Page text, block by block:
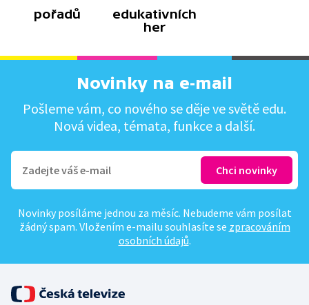
pořadů
edukativních
her
Novinky na e-mail
Pošleme vám, co nového se děje ve světě edu.
Nová videa, témata, funkce a další.
Novinky posíláme jednou za měsíc. Nebudeme vám posílat
žádný spam. Vložením e-mailu souhlasíte se zpracováním
osobních údajů.